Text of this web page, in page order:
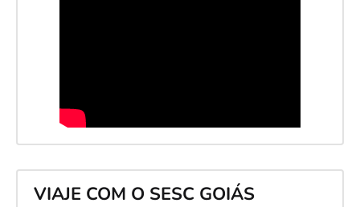
VIAJE COM O SESC GOIÁS